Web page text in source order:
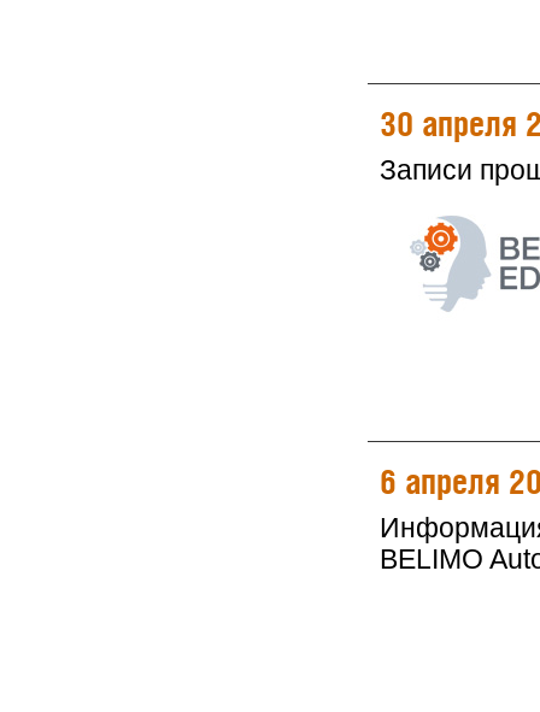
30 апреля
Записи
6 апреля
BELIMO